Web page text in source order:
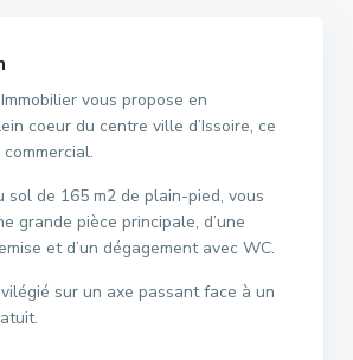
vous propose en
coeur du centre ville d’Issoire, ce
sol de 165 m2 de plain-pied, vous
grande pièce principale, d’une
et d’un dégagement avec WC.
sur un axe passant face à un